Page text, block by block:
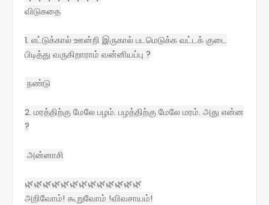
விடுகதை
1. எட்டுக்கால் ஊன்றி இருகால் படமெடுக்க வட்டக் குடை
பிடித்து வருகிறாராம் வன்னியப்பு ?
நண்டு
2. மரத்திற்கு மேலே பழம். பழத்திற்கு மேலே மரம். அது என்ன
?
அன்னாசி
🌿🌿🌿🌿🌿🌿🌿🌿🌿🌿🌿🌿🌿
அறிவோம்! கூறுவோம் !விவசாயம்!